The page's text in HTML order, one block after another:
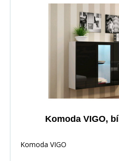
Komoda VIGO,
Komoda VIGO